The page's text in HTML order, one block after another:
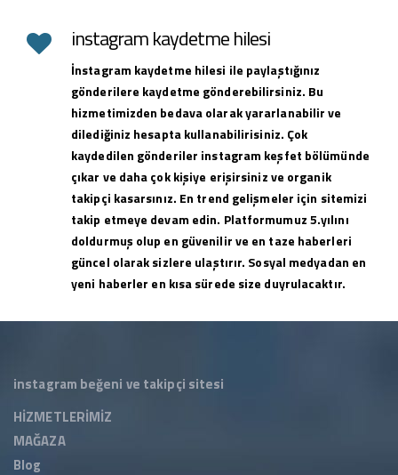
instagram kaydetme hilesi
İnstagram kaydetme hilesi ile paylaştığınız
gönderilere kaydetme gönderebilirsiniz. Bu
hizmetimizden bedava olarak yararlanabilir ve
dilediğiniz hesapta kullanabilirisiniz. Çok
kaydedilen gönderiler instagram keşfet bölümünde
çıkar ve daha çok kişiye erişirsiniz ve organik
takipçi kasarsınız. En trend gelişmeler için sitemizi
takip etmeye devam edin. Platformumuz 5.yılını
doldurmuş olup en güvenilir ve en taze haberleri
güncel olarak sizlere ulaştırır. Sosyal medyadan en
yeni haberler en kısa sürede size duyrulacaktır.
instagram beğeni ve takipçi sitesi
HİZMETLERİMİZ
MAĞAZA
Blog